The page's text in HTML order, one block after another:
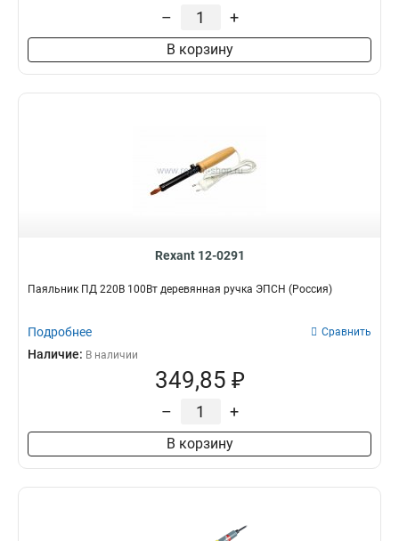
– +
В корзину
Rexant 12-0291
Паяльник ПД 220В 100Вт деревянная ручка ЭПСН (Россия)
Подробнее Сравнить
Наличие: В наличии
349,85 ₽
– +
В корзину